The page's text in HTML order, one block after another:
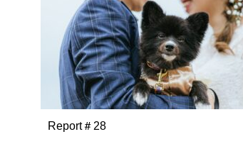
Report＃28